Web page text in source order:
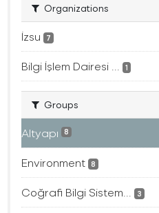
Organizations
İzsu 7
Bilgi İşlem Dairesi ... 1
Groups
Altyapı 8
Environment 8
Coğrafi Bilgi Sistem... 3